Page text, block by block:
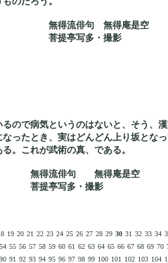
無得流俳句 無得庵是空
古 菩提亭写多・撮影
ので病気というのはないと、そう、
ったとき、実はどんどん上り坂とな
。これが武術の真、である。
無得流俳句 無得庵是空
菩提亭写多・撮影
19 20 21 22 23 24 25 26 27 28 29 30 31 32 33 34
54 55 56 57 58 59 60 61 62 63 64 65 66 67 68 69 70
90 91 92 93 94 95 96 97 98 99 100 101 102 103 104